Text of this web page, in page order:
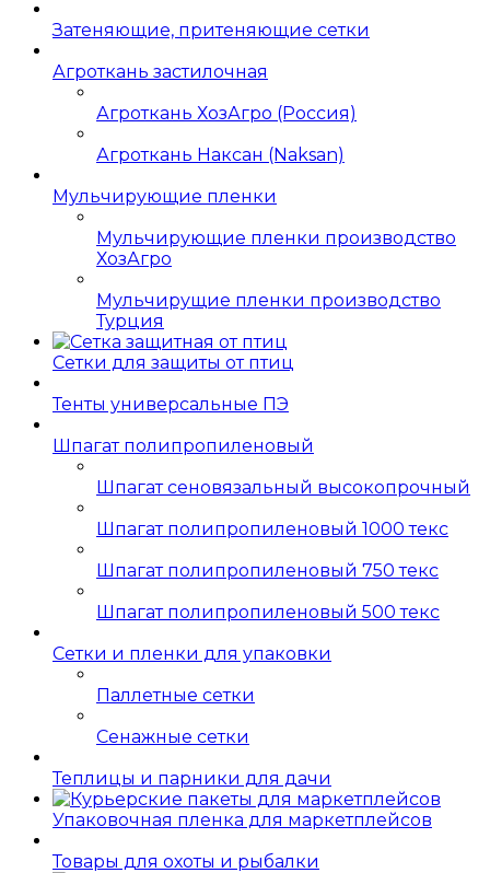
Затеняющие, притеняющие сетки
Агроткань застилочная
Агроткань ХозАгро (Россия)
Агроткань Наксан (Naksan)
Мульчирующие пленки
Мульчирующие пленки производство
ХозАгро
Мульчирущие пленки производство
Турция
Сетки для защиты от птиц
Тенты универсальные ПЭ
Шпагат полипропиленовый
Шпагат сеновязальный высокопрочный
Шпагат полипропиленовый 1000 текс
Шпагат полипропиленовый 750 текс
Шпагат полипропиленовый 500 текс
Сетки и пленки для упаковки
Паллетные сетки
Сенажные сетки
Теплицы и парники для дачи
Упаковочная пленка для маркетплейсов
Товары для охоты и рыбалки